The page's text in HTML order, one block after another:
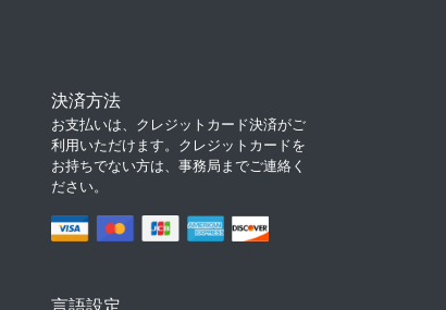
決済方法
お支払いは、クレジットカード決済がご
利用いただけます。クレジットカードを
お持ちでない方は、事務局までご連絡く
ださい。
言語設定